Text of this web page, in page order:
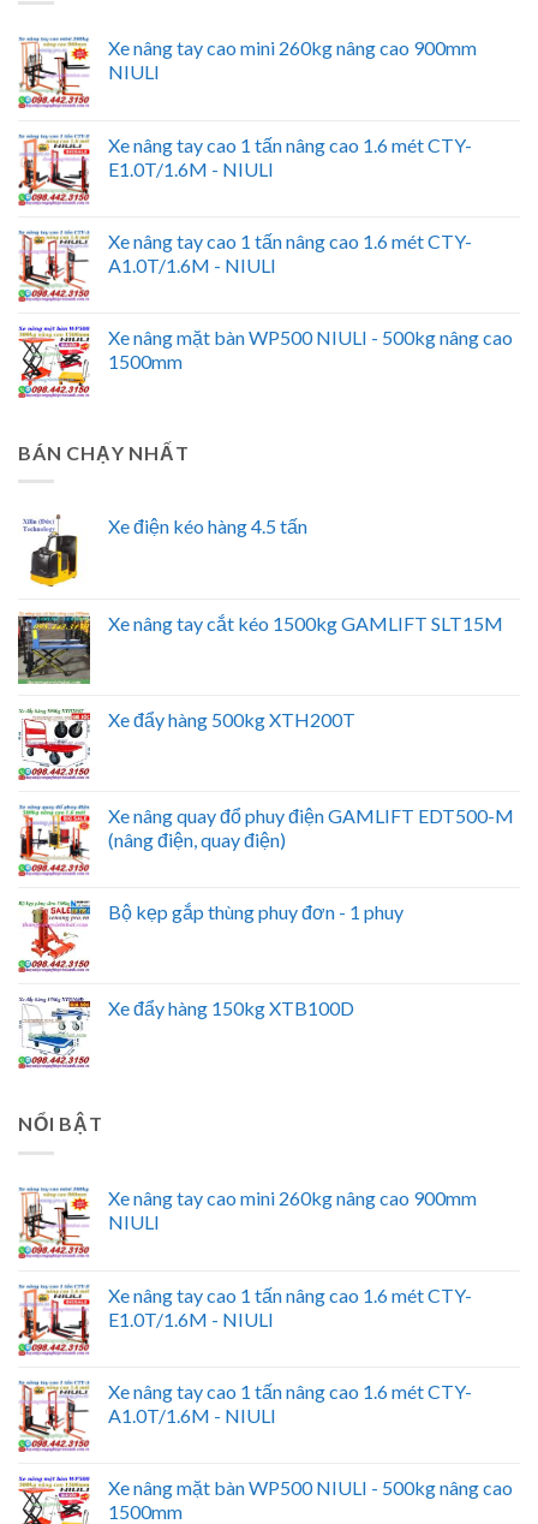
Xe nâng tay cao mini 260kg nâng cao 900mm
NIULI
Xe nâng tay cao 1 tấn nâng cao 1.6 mét CTY-
E1.0T/1.6M - NIULI
Xe nâng tay cao 1 tấn nâng cao 1.6 mét CTY-
A1.0T/1.6M - NIULI
Xe nâng mặt bàn WP500 NIULI - 500kg nâng cao
1500mm
BÁN CHẠY NHẤT
Xe điện kéo hàng 4.5 tấn
Xe nâng tay cắt kéo 1500kg GAMLIFT SLT15M
Xe đẩy hàng 500kg XTH200T
Xe nâng quay đổ phuy điện GAMLIFT EDT500-M
(nâng điện, quay điện)
Bộ kẹp gắp thùng phuy đơn - 1 phuy
Xe đẩy hàng 150kg XTB100D
NỔI BẬT
Xe nâng tay cao mini 260kg nâng cao 900mm
NIULI
Xe nâng tay cao 1 tấn nâng cao 1.6 mét CTY-
E1.0T/1.6M - NIULI
Xe nâng tay cao 1 tấn nâng cao 1.6 mét CTY-
A1.0T/1.6M - NIULI
Xe nâng mặt bàn WP500 NIULI - 500kg nâng cao
1500mm